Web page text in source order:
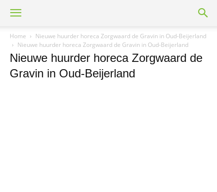
Home
Nieuwe huurder horeca Zorgwaard de Gravin in Oud-Beijerland
Nieuwe huurder horeca Zorgwaard de Gravin in Oud-Beijerland
Nieuwe huurder horeca Zorgwaard de
Gravin in Oud-Beijerland